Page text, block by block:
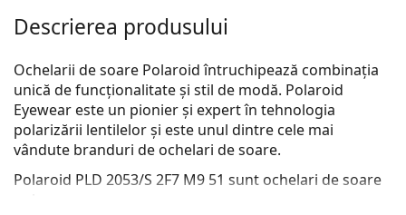
Descrierea produsului
Ochelarii de soare Polaroid întruchipează combinația
unică de funcționalitate și stil de modă. Polaroid
Eyewear este un pionier și expert în tehnologia
polarizării lentilelor și este unul dintre cele mai
vândute branduri de ochelari de soare.
Polaroid PLD 2053/S 2F7 M9 51 sunt ochelari de soare